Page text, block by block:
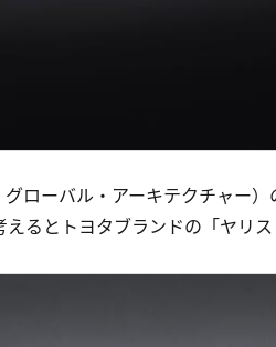
ローバル・アーキテクチャー
るとトヨタブランドの「ヤリス